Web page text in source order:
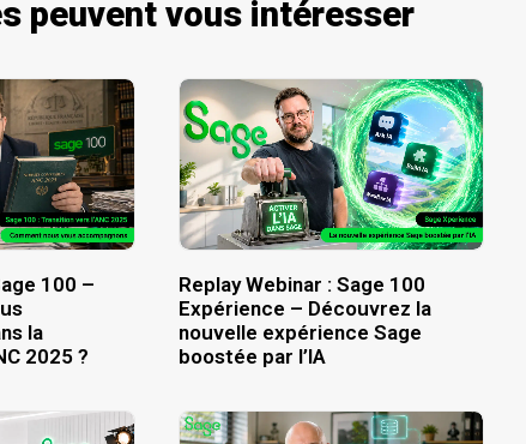
peuvent vous intéresser
100 –
la
2025 ?
Replay Webinar : Sage 100
Expérience – Découvrez la
nouvelle expérience Sage
boostée par l’IA